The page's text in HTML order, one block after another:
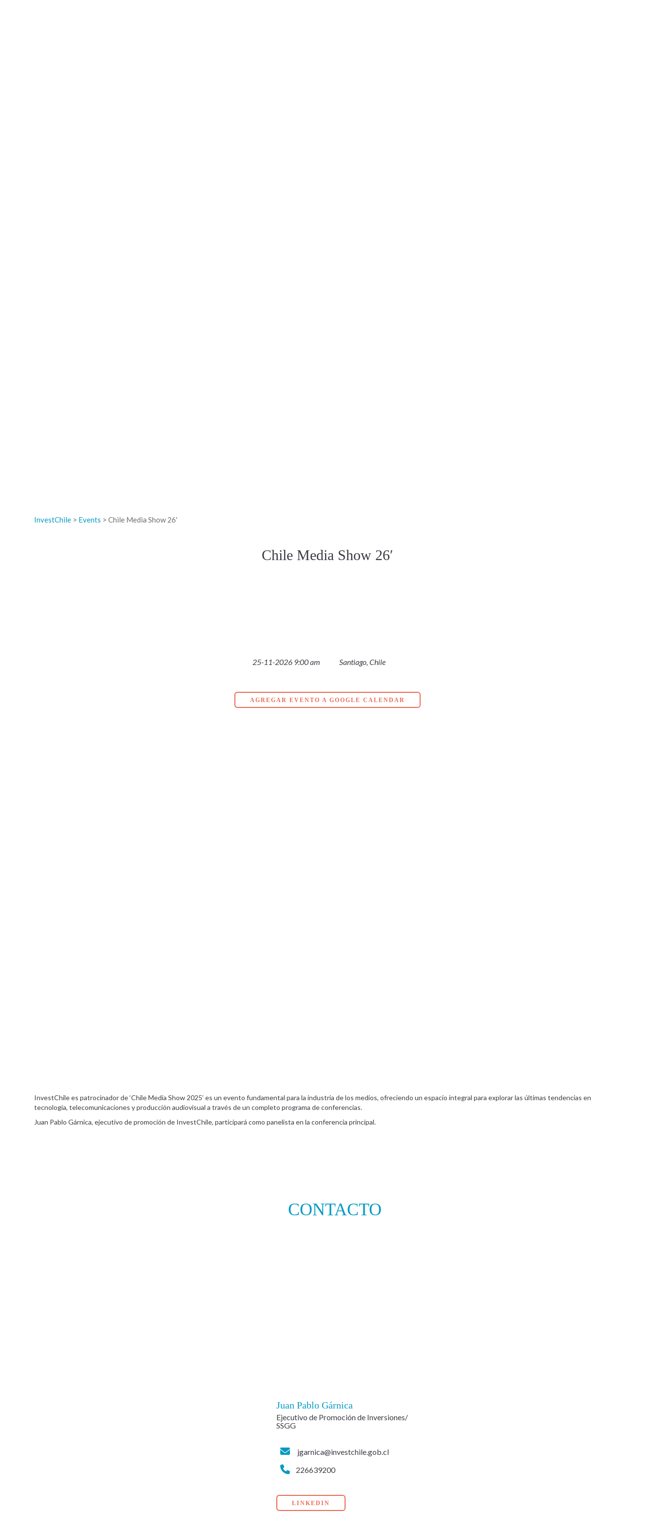
InvestChile > Events > Chile Media Show 26′
Chile Media Show 26′
25-11-2026 9:00 am Santiago, Chile
AGREGAR EVENTO A GOOGLE CALENDAR
InvestChile es patrocinador de ‘Chile Media Show 2025’ es un evento fundamental para la industria de los medios, ofreciendo un espacio integral para explorar las últimas tendencias en
tecnología, telecomunicaciones y producción audiovisual a través de un completo programa de conferencias.
Juan Pablo Gárnica, ejecutivo de promoción de InvestChile, participará como panelista en la conferencia principal.
CONTACTO
Juan Pablo Gárnica
Ejecutivo de Promoción de Inversiones/
SSGG
jgarnica@investchile.gob.cl
226639200
LINKEDIN